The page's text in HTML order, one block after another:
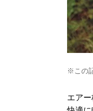
※この
エア